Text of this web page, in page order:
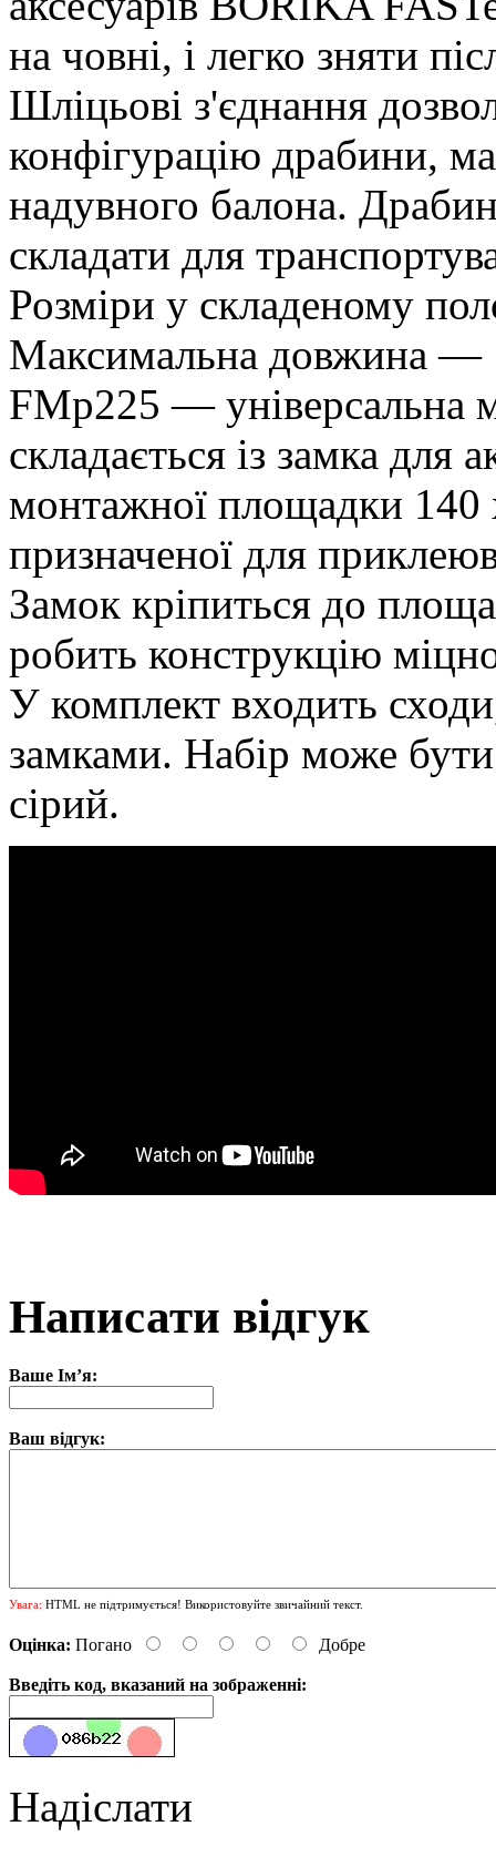
на човні, і легко зняти
Шліцьові з'єднання
конфігурацію драбини,
надувного балона.
складати для
Розміри у складеному
Максимальна довжина —
FMp225 — універсальна
складається із замка для
монтажної площадки
призначеної для
Замок кріпиться до
робить конструкцію
У комплект входить
замками. Набір може
сірий.
Написати відгук
Ваше Ім’я:
Ваш відгук:
Увага: HTML не підтримується! Використовуйте звичайний текст.
Оцінка: Погано Добре
Введіть код, вказаний на зображенні:
Надіслати